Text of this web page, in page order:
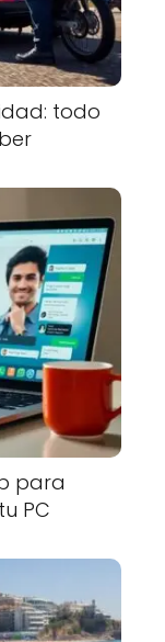
todo
para
PC